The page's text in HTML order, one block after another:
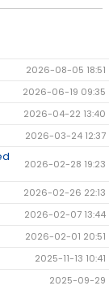
2026-08-05 18:51
2026-06-19 09:35
2026-04-22 13:40
2026-03-24 12:37
2026-02-28 19:23
2026-02-26 22:13
2026-02-07 13:44
2026-02-01 20:51
2025-11-13 10:41
2025-09-29